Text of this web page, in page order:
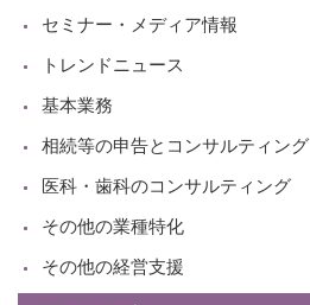
セミナー・メディア情報
トレンドニュース
基本業務
相続等の申告とコンサルティング
医科・歯科のコンサルティング
その他の業種特化
その他の経営支援